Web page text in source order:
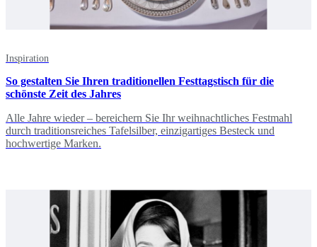
Inspiration
So gestalten Sie Ihren traditionellen Festtagstisch für die
schönste Zeit des Jahres
Alle Jahre wieder – bereichern Sie Ihr weihnachtliches Festmahl
durch traditionsreiches Tafelsilber, einzigartiges Besteck und
hochwertige Marken.